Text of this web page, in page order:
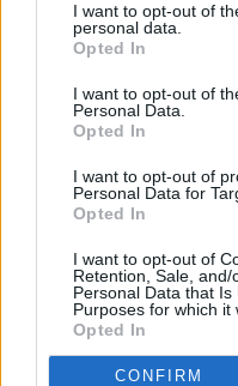
I want to opt-out of
personal data.
Opted In
I want to opt-out of
Personal Data.
Opted In
I want to opt-out of
Personal Data for
Opted In
I want to opt-out of
Retention, Sale,
Personal Data that
Purposes for which it
Opted In
CONFIRM
Πριν 9 ημέρες
Εργασίες
Βαρβασίου